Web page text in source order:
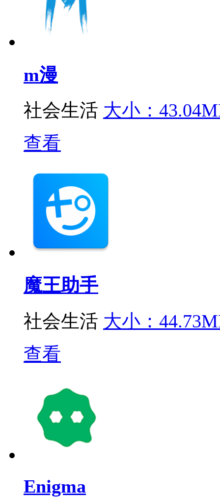
m漫
社会生活 大小：
查看
魔王助手
社会生活 大小：
查看
Enigma